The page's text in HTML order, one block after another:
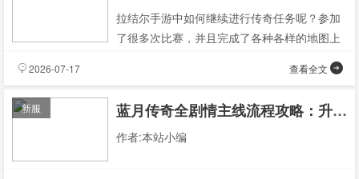
拉结尔手游中如何继续进行传奇任务呢？参加
了很多次比赛，并且完成了各种各样的地图上
的任务。本文作者提供了解决方案，请查看图
查看全文
2026-07-17
蓝月传奇全剧情主线流程攻略：升到63级
作者:本站小编
新服